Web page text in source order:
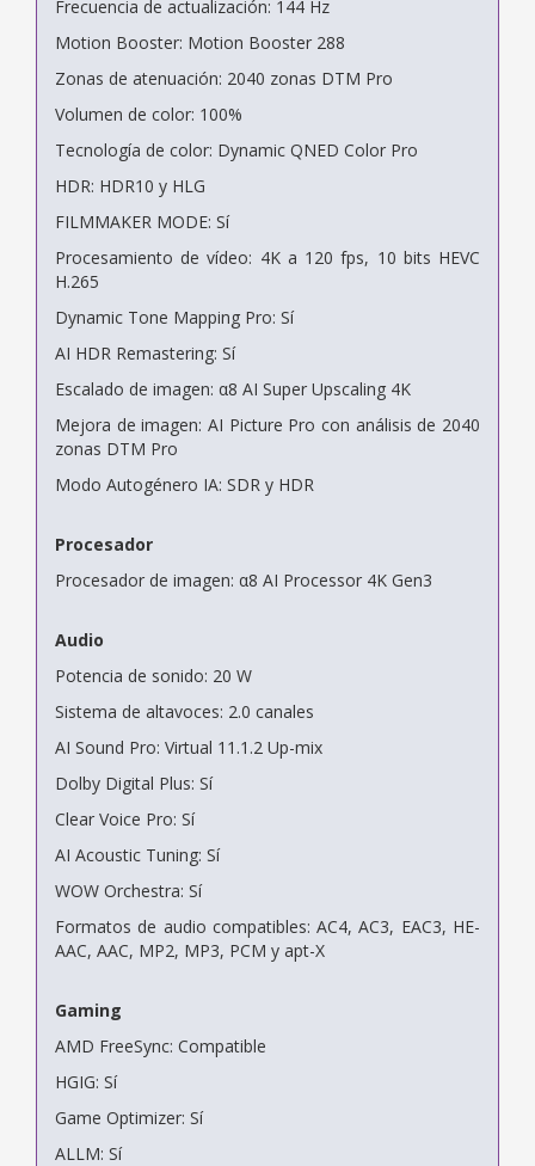
Frecuencia de actualización: 144 Hz
Motion Booster: Motion Booster 288
Zonas de atenuación: 2040 zonas DTM Pro
Volumen de color: 100%
Tecnología de color: Dynamic QNED Color Pro
HDR: HDR10 y HLG
FILMMAKER MODE: Sí
Procesamiento de vídeo: 4K a 120 fps, 10 bits HEVC
H.265
Dynamic Tone Mapping Pro: Sí
AI HDR Remastering: Sí
Escalado de imagen: α8 AI Super Upscaling 4K
Mejora de imagen: AI Picture Pro con análisis de 2040
zonas DTM Pro
Modo Autogénero IA: SDR y HDR
Procesador
Procesador de imagen: α8 AI Processor 4K Gen3
Audio
Potencia de sonido: 20 W
Sistema de altavoces: 2.0 canales
AI Sound Pro: Virtual 11.1.2 Up-mix
Dolby Digital Plus: Sí
Clear Voice Pro: Sí
AI Acoustic Tuning: Sí
WOW Orchestra: Sí
Formatos de audio compatibles: AC4, AC3, EAC3, HE-
AAC, AAC, MP2, MP3, PCM y apt-X
Gaming
AMD FreeSync: Compatible
HGIG: Sí
Game Optimizer: Sí
ALLM: Sí